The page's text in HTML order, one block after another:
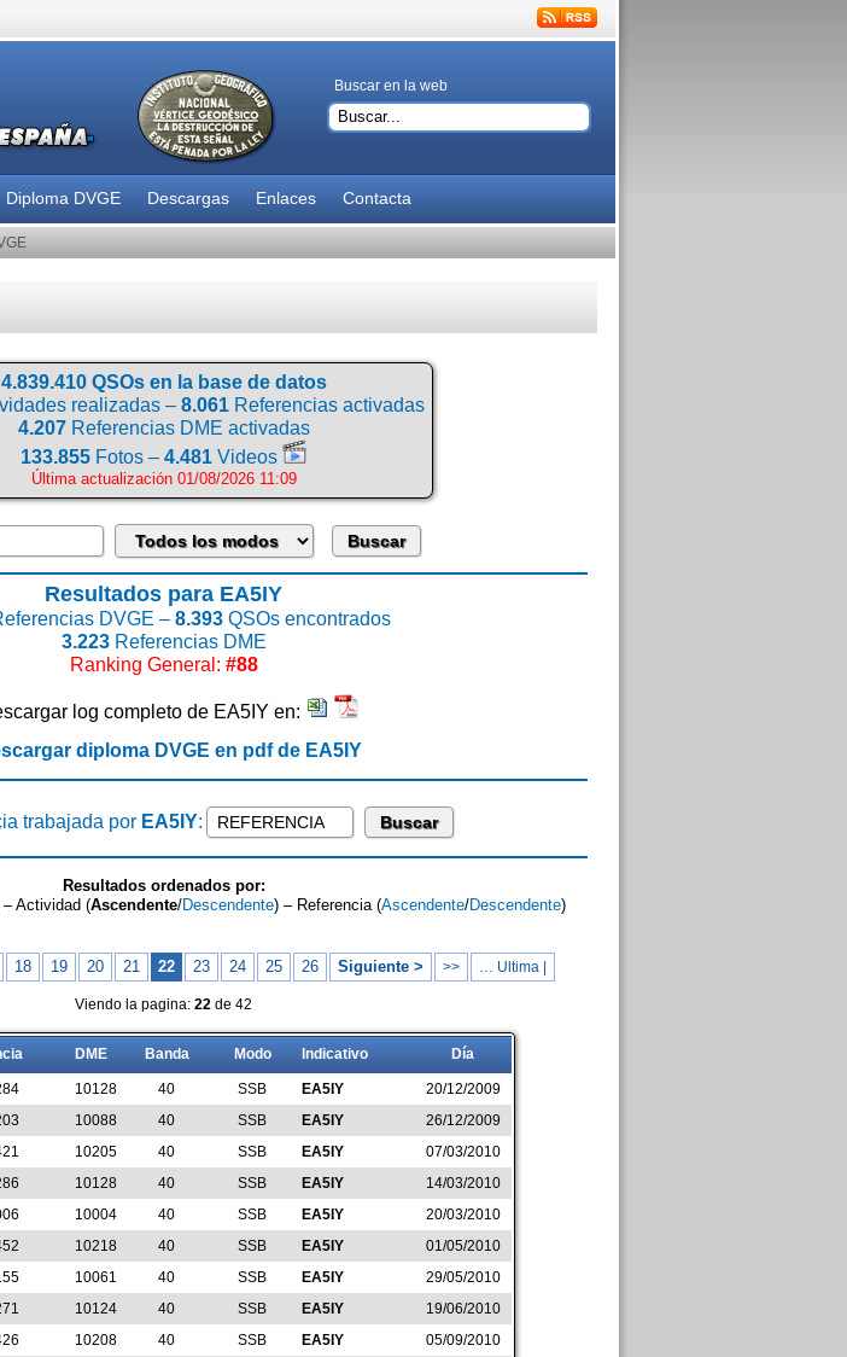
Buscar en la web
Diploma DVGE Descargas Enlaces Contacta
4.839.410 QSOs en la base de datos
realizadas – 8.061Referencias activadas
4.207Referencias DME activadas
133.855 Fotos – 4.481 Videos
Última actualización 01/08/2026 11:09
Resultados para EA5IY
DVGE – 8.393QSOs encontrados
3.223Referencias DME
Ranking General: #88
log completo de EA5IY en:
diploma DVGE en pdf de EA5IY
trabajada por EA5IY:
Resultados ordenados por:
– Actividad (Ascendente/Descendente) – Referencia (Ascendente/Descendente)
18 19 20 21 22 23 24 25 26 Siguiente > >> … Ultima |
Viendo la pagina: 22 de 42
DME Banda Modo Indicativo Día
10128 40 SSB EA5IY
20/12/2009
10088 40 SSB EA5IY
26/12/2009
10205 40 SSB EA5IY
07/03/2010
10128 40 SSB EA5IY
14/03/2010
10004 40 SSB EA5IY
20/03/2010
10218 40 SSB EA5IY
01/05/2010
10061 40 SSB EA5IY
29/05/2010
10124 40 SSB EA5IY
19/06/2010
10208 40 SSB EA5IY
05/09/2010